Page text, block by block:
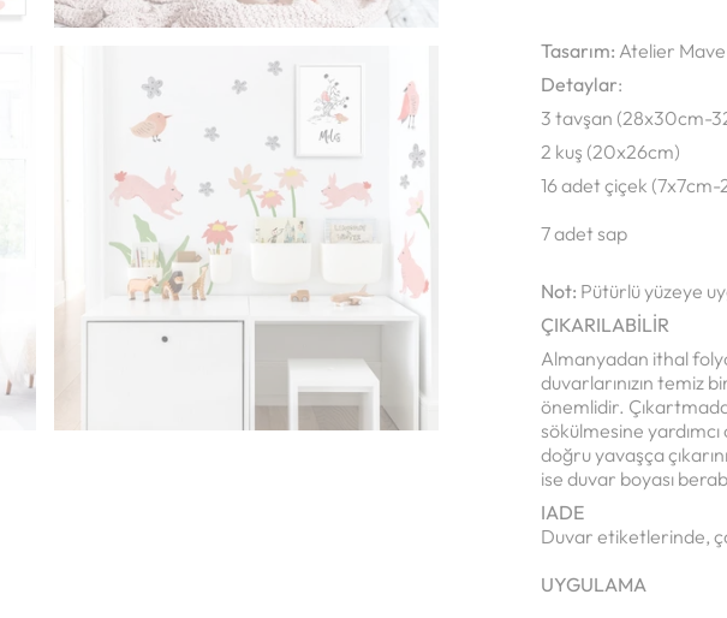
Tasarım: Atelier Mave
Detaylar:
3 tavşan (28x30cm-
2 kuş (20x26cm)
16 adet çiçek (7x7cm-
7 adet sap
Not: Pütürlü yüzeye
ÇIKARILABİLİR
Almanyadan ithal
duvarlarınızın temiz
önemlidir.
sökülmesine
doğru yavaşça
ise duvar boyası
IADE
Duvar etiketlerinde,
UYGULAMA